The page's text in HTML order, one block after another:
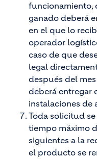
funcionamiento,
ganado deberá
en el que lo
operador
caso de que
legal
después del
deberá entregar
instalaciones de
Toda solicitud
tiempo máximo
siguientes a la
el producto se